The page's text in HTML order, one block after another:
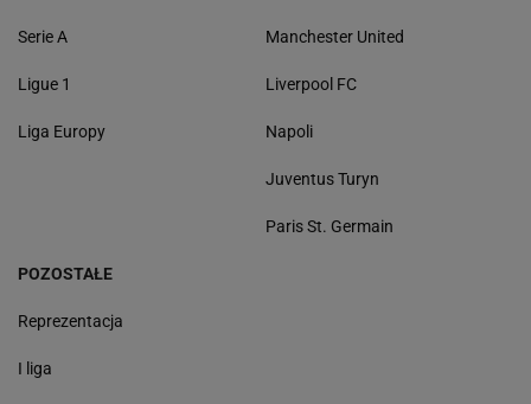
Serie A
Ligue 1
Liga Europy
Manchester United
Liverpool FC
Napoli
Juventus Turyn
Paris St. Germain
POZOSTAŁE
Reprezentacja
I liga